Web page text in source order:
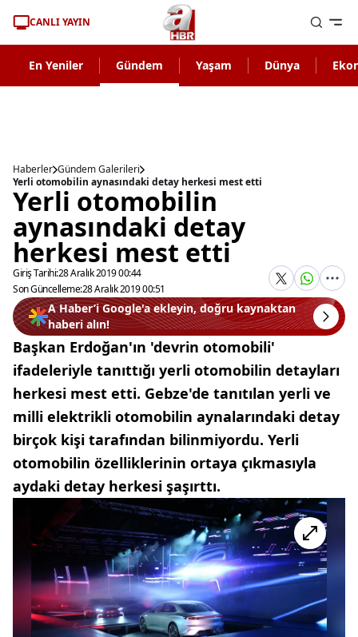
CANLI YAYIN
En Yeniler Gündem Yaşam Dünya
Haberler Gündem Galerileri
Yerli otomobilin aynasındaki detay herkesi mest etti
Yerli otomobilin
aynasındaki detay
herkesi mest etti
Giriş Tarihi:28 Aralık 2019 00:44
Son Güncelleme:28 Aralık 2019 00:51
A Haber’i Google'a ekleyin, doğru kaynaktan
haberi alın!
Başkan Erdoğan'ın 'devrin otomobili'
ifadeleriyle tanıttığı yerli otomobilin detayları
herkesi mest etti. Gebze'de tanıtılan yerli ve
milli elektrikli otomobilin aynalarındaki detay
birçok kişi tarafından bilinmiyordu. Yerli
otomobilin özelliklerinin ortaya çıkmasıyla
aydaki detay herkesi şaşırttı.